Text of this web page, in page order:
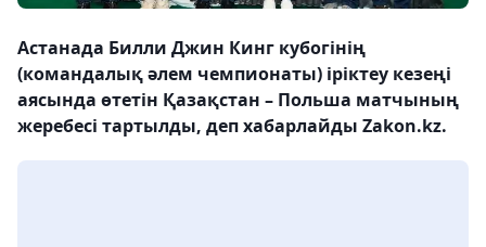
Астанада Билли Джин Кинг кубогінің
(командалық әлем чемпионаты) іріктеу кезеңі
аясында өтетін Қазақстан – Польша матчының
жеребесі тартылды, деп хабарлайды Zakon.kz.